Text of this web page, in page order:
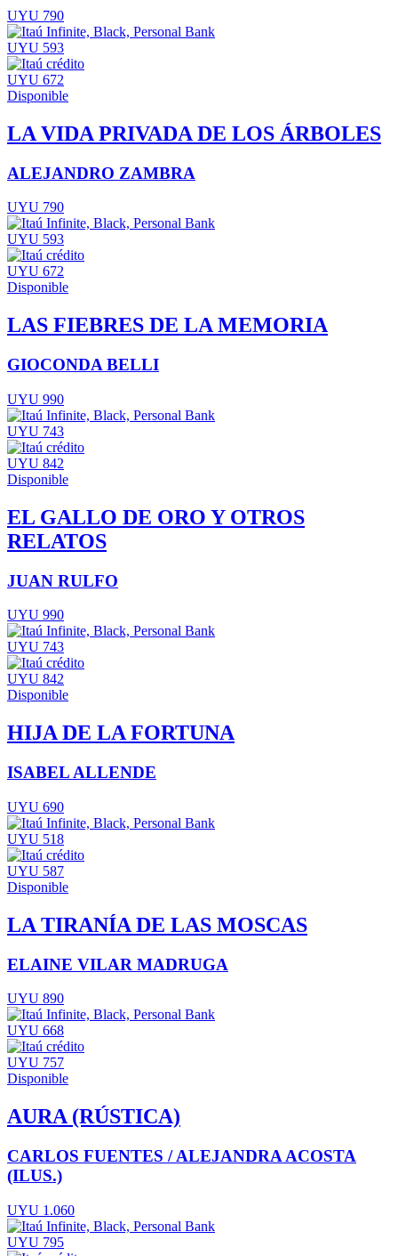
UYU 790
UYU 593
UYU 672
Disponible
LA VIDA PRIVADA DE LOS ÁRBOLES
ALEJANDRO ZAMBRA
UYU 790
UYU 593
UYU 672
Disponible
LAS FIEBRES DE LA MEMORIA
GIOCONDA BELLI
UYU 990
UYU 743
UYU 842
Disponible
EL GALLO DE ORO Y OTROS
RELATOS
JUAN RULFO
UYU 990
UYU 743
UYU 842
Disponible
HIJA DE LA FORTUNA
ISABEL ALLENDE
UYU 690
UYU 518
UYU 587
Disponible
LA TIRANÍA DE LAS MOSCAS
ELAINE VILAR MADRUGA
UYU 890
UYU 668
UYU 757
Disponible
AURA (RÚSTICA)
CARLOS FUENTES / ALEJANDRA ACOSTA
(ILUS.)
UYU 1.060
UYU 795